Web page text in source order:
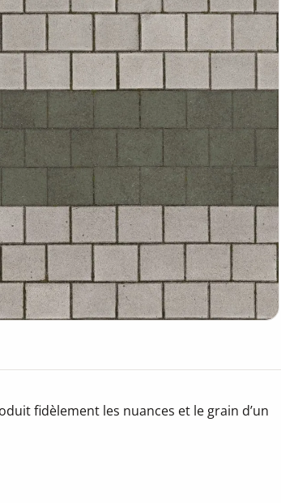
fidèlement les nuances et le grain d’un